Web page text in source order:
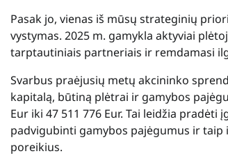
Pasak jo, vienas iš mūsų strateginių
vystymas. 2025 m. gamykla aktyviai
tarptautiniais partneriais ir remdamasi
Svarbus praėjusių metų akcininko
kapitalą, būtiną plėtrai ir gamybos
Eur iki 47 511 776 Eur. Tai leidžia
padvigubinti gamybos pajėgumus ir
poreikius.